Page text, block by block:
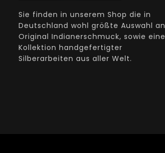
Sie finden in unserem Shop die in
Deutschland wohl größte Auswahl an
Original Indianerschmuck, sowie eine
Kollektion handgefertigter
Silberarbeiten aus aller Welt.